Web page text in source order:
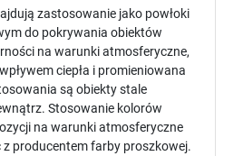
zastosowanie jako powłoki
do pokrywania obiektów
na warunki atmosferyczne,
ciepła i promieniowana
są obiekty stale
Stosowanie kolorów
na warunki atmosferyczne
producentem farby proszkowej.